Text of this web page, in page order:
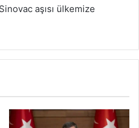
aşısı ülkemize